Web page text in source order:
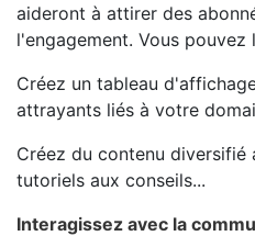
aideront à attirer des
l'engagement. Vous pouvez
Créez un tableau
attrayants liés à votre
Créez du contenu diversifié
tutoriels aux conseils...
Interagissez avec la